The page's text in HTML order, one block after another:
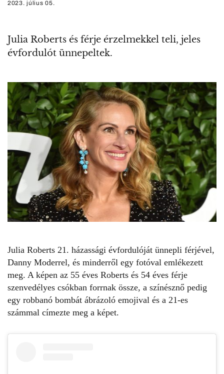
2023. július 05.
Julia Roberts és férje érzelmekkel teli, jeles
évfordulót ünnepeltek.
Julia Roberts 21. házassági évfordulóját ünnepli férjével,
Danny Moderrel, és minderről egy fotóval emlékezett
meg. A képen az 55 éves Roberts és 54 éves férje
szenvedélyes csókban forrnak össze, a színésznő pedig
egy robbanó bombát ábrázoló emojival és a 21-es
számmal címezte meg a képet.